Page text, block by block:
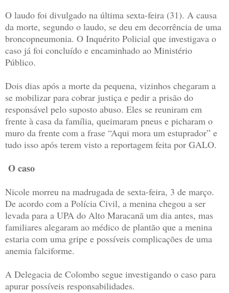
O laudo foi divulgado na última sexta-feira (31). A causa
da morte, segundo o laudo, se deu em decorrência de uma
broncopneumonia. O Inquérito Policial que investigava o
caso já foi concluído e encaminhado ao Ministério
Público.
Dois dias após a morte da pequena, vizinhos chegaram a
se mobilizar para cobrar justiça e pedir a prisão do
responsável pelo suposto abuso. Eles se reuniram em
frente à casa da família, queimaram pneus e picharam o
muro da frente com a frase “Aqui mora um estuprador” e
tudo isso após terem visto a reportagem feita por GALO.
O caso
Nicole morreu na madrugada de sexta-feira, 3 de março.
De acordo com a Polícia Civil, a menina chegou a ser
levada para a UPA do Alto Maracanã um dia antes, mas
familiares alegaram ao médico de plantão que a menina
estaria com uma gripe e possíveis complicações de uma
anemia falciforme.
A Delegacia de Colombo segue investigando o caso para
apurar possíveis responsabilidades.